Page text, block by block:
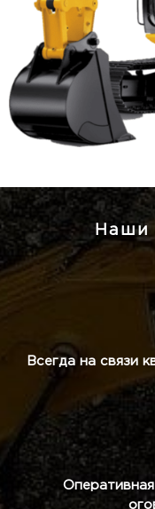
Наши
Всегда на связи